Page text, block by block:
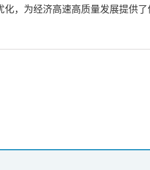
，为经济高速高质量发展提供了